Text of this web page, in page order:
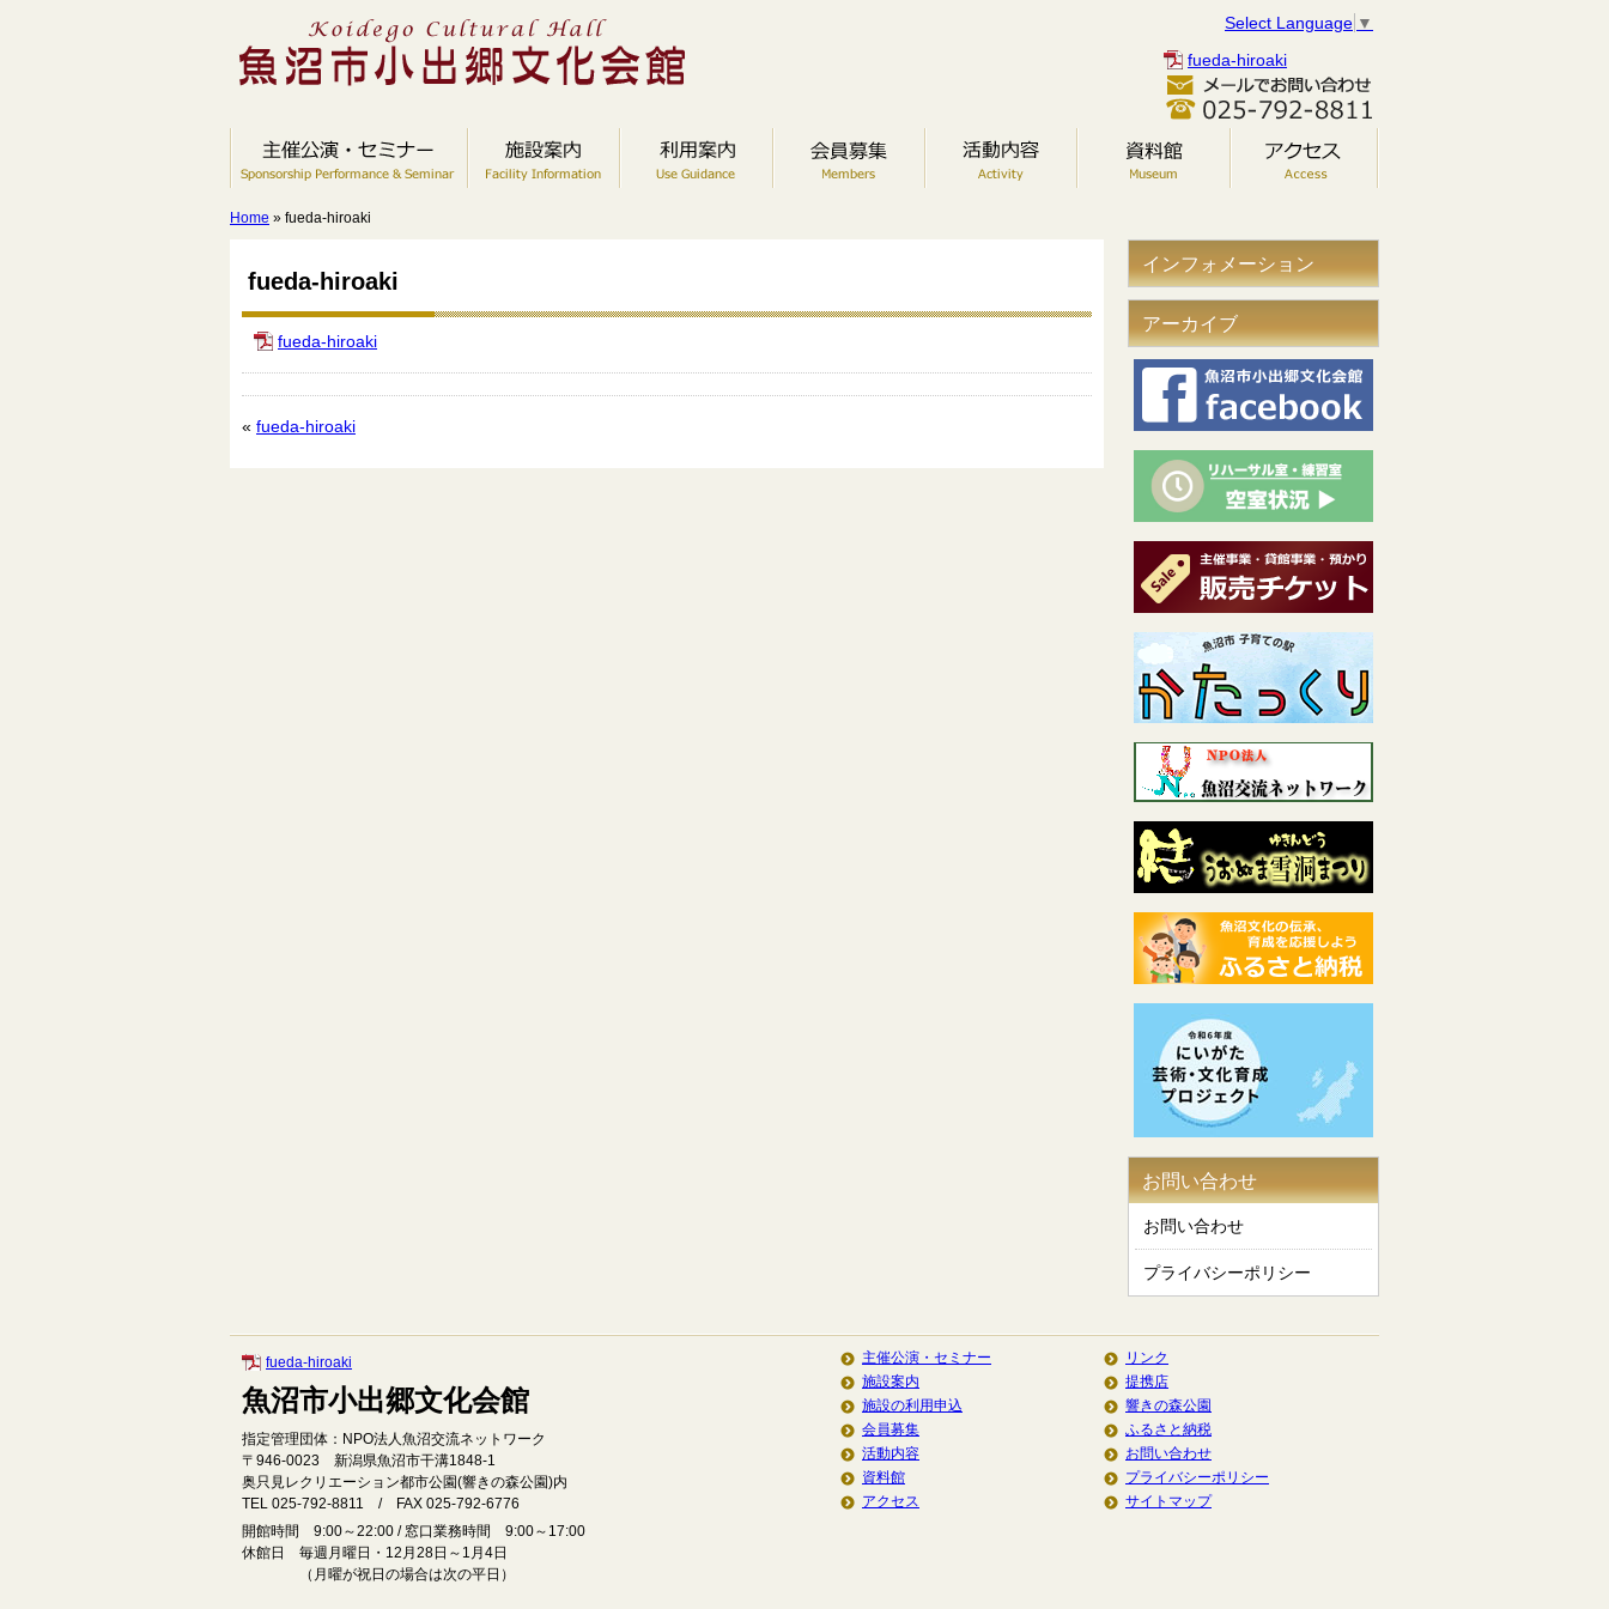
fueda-hiroaki
Select Language ▼
Home » fueda-hiroaki
fueda-hiroaki
fueda-hiroaki
« fueda-hiroaki
インフォメーション
アーカイブ
お問い合わせ
お問い合わせ
プライバシーポリシー
fueda-hiroaki
魚沼市小出郷文化会館
指定管理団体：NPO法人魚沼交流ネットワーク
〒946‐0023 新潟県魚沼市干溝1848‐1
奥只見レクリエーション都市公園(響きの森公園)内
TEL 025-792-8811 / FAX 025-792-6776
開館時間 9:00～22:00 / 窓口業務時間 9:00～17:00
休館日 毎週月曜日・12月28日～1月4日
（月曜が祝日の場合は次の平日）
主催公演・セミナー
施設案内
施設の利用申込
会員募集
活動内容
資料館
アクセス
リンク
提携店
響きの森公園
ふるさと納税
お問い合わせ
プライバシーポリシー
サイトマップ